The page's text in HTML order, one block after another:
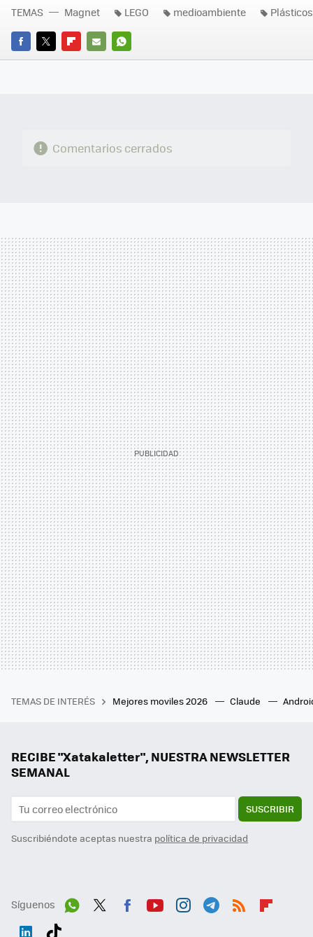
FACEBOOK
TWITTERFLIPBOARD
E-
WHATSAPP
TEMAS Magnet LEGO medioambiente Plásticos
Comentarios cerrados
TEMAS DE INTERÉS Mejores moviles 2026 Claude
RECIBE "Xatakaletter", NUESTRA NEWSLETTER
SEMANAL
SUSCRIBIR
Suscribiéndote aceptas nuestra política de privacidad
Síguenos